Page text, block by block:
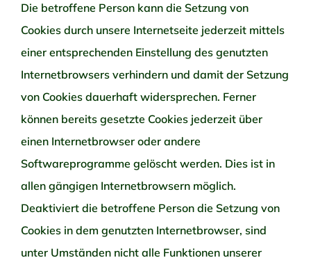
Die betroffene Person kann die Setzung von
Cookies durch unsere Internetseite jederzeit mittels
einer entsprechenden Einstellung des genutzten
Internetbrowsers verhindern und damit der Setzung
von Cookies dauerhaft widersprechen. Ferner
können bereits gesetzte Cookies jederzeit über
einen Internetbrowser oder andere
Softwareprogramme gelöscht werden. Dies ist in
allen gängigen Internetbrowsern möglich.
Deaktiviert die betroffene Person die Setzung von
Cookies in dem genutzten Internetbrowser, sind
unter Umständen nicht alle Funktionen unserer